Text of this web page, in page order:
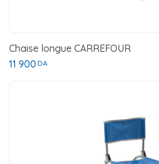
Chaise longue CARREFOUR
11 900 DA